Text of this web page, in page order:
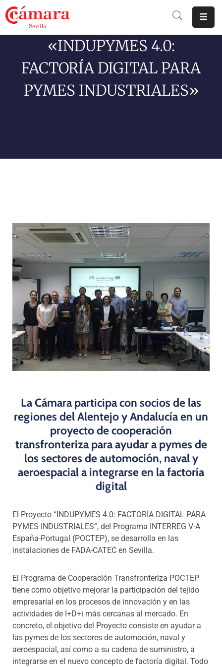
Comercio
Soluciones
Programas
«INDUPYMES 4.0:
FACTORÍA DIGITAL PARA
PYMES INDUSTRIALES»
La Cámara participa con socios de las
regiones del Alentejo y Andalucía en un
proyecto de cooperación
transfronteriza para ayudar a pymes de
los sectores de automoción, naval y
aeroespacial a integrarse en la factoría
digital
El Proyecto “INDUPYMES 4.0: FACTORÍA DIGITAL PARA
PYMES INDUSTRIALES”, del Programa INTERREG V-A
España-Portugal (POCTEP), se desarrolla en las
instalaciones de FADA-CATEC en Sevilla.
El Programa de Cooperación Transfronteriza POCTEP
tiene como objetivo mejorar la participación del tejido
empresarial en los procesos de innovación y en las
actividades de I+D+i más cercanas al mercado. En
concreto, el objetivo del Proyecto consiste en ayudar a
las pymes de los sectores de automoción, naval y
aeroespacial, así como a su cadena de suministro, a
integrarse en el nuevo concepto de factoría digital. Todo